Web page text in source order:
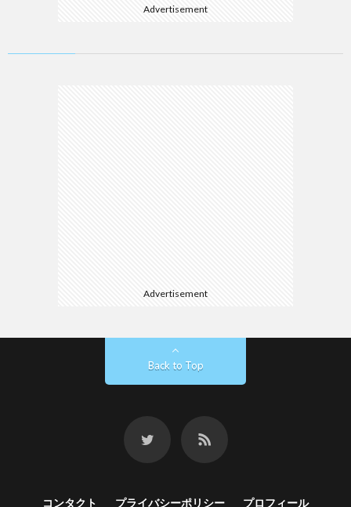
Advertisement
Advertisement
Back to Top
コンタクト プライバシーポリシー プロフィール